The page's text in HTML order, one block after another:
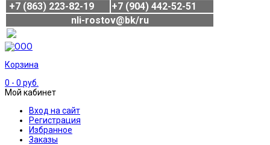
+7 (863) 223-82-19
+7 (904) 442-52-51
nli-rostov@bk/ru
Корзина
0 - 0 руб.
Мой кабинет
Вход на сайт
Регистрация
Избранное
Заказы